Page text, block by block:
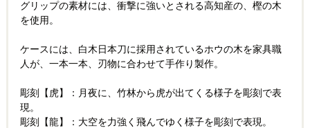
グリップの素材には、衝撃に強いとされる高知産の、樫の木
を使用。
ケースには、白木日本刀に採用されているホウの木を家具職
人が、一本一本、刃物に合わせて手作り製作。
彫刻【虎】：月夜に、竹林から虎が出てくる様子を彫刻で表
現。
彫刻【龍】：大空を力強く飛んでゆく様子を彫刻で表現。